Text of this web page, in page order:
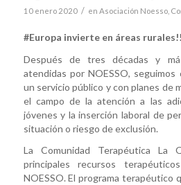
10 enero 2020 / en Asociación Noesso,
#Europa invierte en áreas rurales!!
Después de tres décadas y
atendidas por NOESSO,
un servicio público y con planes de
el campo de la atención a las
jóvenes y la inserción laboral de
situación o riesgo de exclusión.
La Comunidad Terapéutica
principales recursos
NOESSO. El programa terapéutico